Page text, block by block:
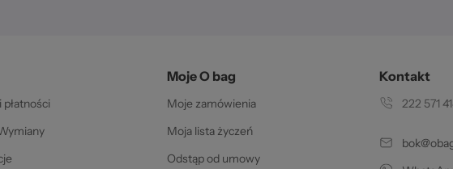
płatności
Moje O bag
Moje zamówienia
Moja lista życzeń
Odstąp od umowy
Kontakt
222 571